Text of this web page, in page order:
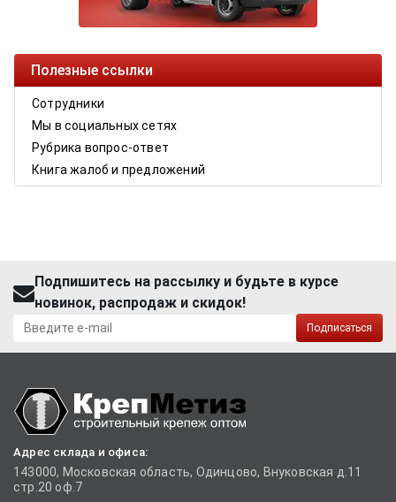
Полезные ссылки
Сотрудники
Мы в социальных сетях
Рубрика вопрос-ответ
Книга жалоб и предложений
Подпишитесь на рассылку и будьте в курсе
новинок, распродаж и скидок!
Подписаться
Адрес склада и офиса:
143000, Московская область, Одинцово, Внуковская д.11
стр.20 оф.7